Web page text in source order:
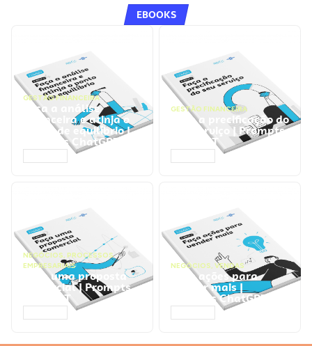
EBOOKS
GESTÃO FINANCEIRA
Faça a análise
financeira e atinja o
ponto de equilíbrio |
Prompts ChatGPT
GESTÃO FINANCEIRA
Faça a precificação do
seu serviço | Prompts
ChatGPT
NEGÓCIOS, PROCESSOS
EMPRESARIAIS
Faça uma proposta
comercial | Prompts
ChatGPT
NEGÓCIOS, VENDAS
Faça ações para
vender mais |
Prompts ChatGPT